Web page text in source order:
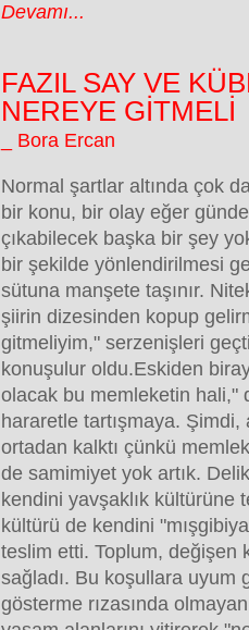
Devamı...
FAZIL SAY VE
NEREYE GİTMELİ
_ Bora Ercan
Normal şartlar altında çok
bir konu, bir olay eğer
çıkabilecek başka bir şey
bir şekilde yönlendirilmesi
sütuna manşete taşınır.
şiirin dizesinden kopup
gitmeliyim," serzenişleri
konuşulur oldu.Eskiden
olacak bu memleketin hali,"
hararetle tartışmaya. Şimdi,
ortadan kalktı çünkü
de samimiyet yok artık.
kendini yavşaklık kültürüne
kültürü de kendini
teslim etti. Toplum, değişen
sağladı. Bu koşullara uyum
gösterme rızasında